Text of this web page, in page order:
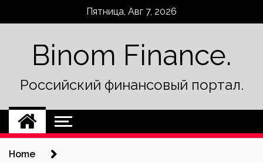
Пятница, Авг 7, 2026
Binom Finance.
Российский финансовый портал.
Home